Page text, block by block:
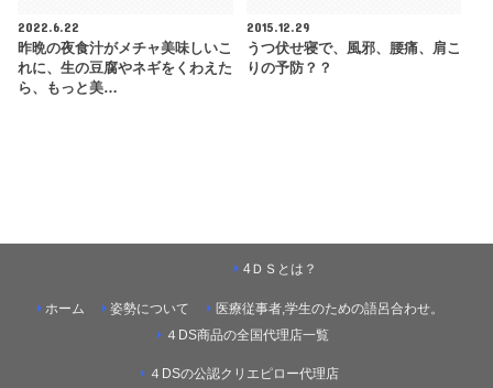
2022.6.22
昨晩の夜食汁がメチャ美味しいこ
れに、生の豆腐やネギをくわえた
ら、もっと美…
2015.12.29
うつ伏せ寝で、風邪、腰痛、肩こ
りの予防？？
ホーム
4ＤＳとは？
姿勢について
医療従事者,学生のための語呂合わせ。
４DS商品の全国代理店一覧
４DSの公認クリエピロー代理店